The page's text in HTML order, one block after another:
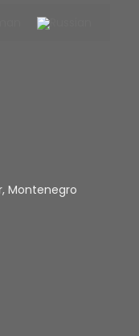
Montenegro